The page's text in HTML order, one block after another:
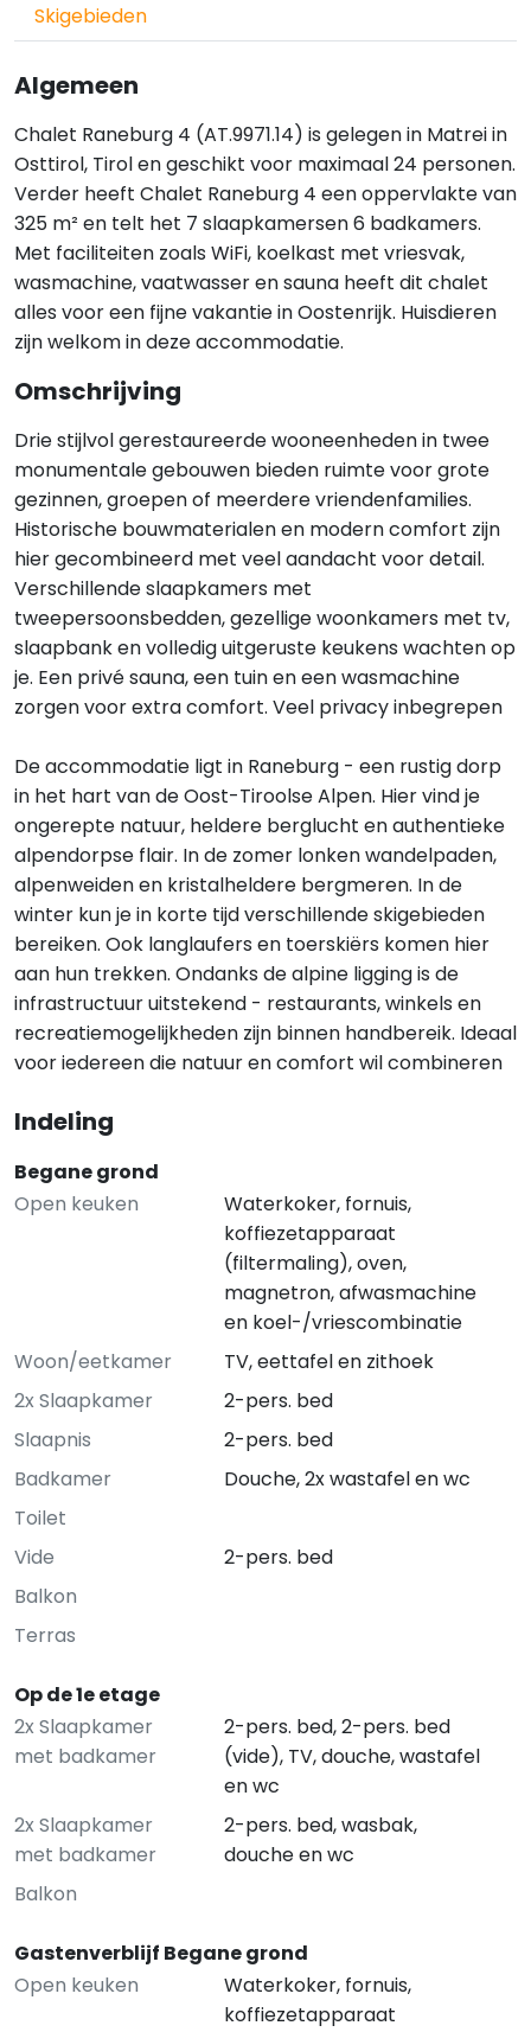
Skigebieden
Algemeen
Chalet Raneburg 4 (AT.9971.14) is gelegen in Matrei in
Osttirol, Tirol en geschikt voor maximaal 24 personen.
Verder heeft Chalet Raneburg 4 een oppervlakte van
325 m² en telt het 7 slaapkamersen 6 badkamers.
Met faciliteiten zoals WiFi, koelkast met vriesvak,
wasmachine, vaatwasser en sauna heeft dit chalet
alles voor een fijne vakantie in Oostenrijk. Huisdieren
zijn welkom in deze accommodatie.
Omschrijving
Drie stijlvol gerestaureerde wooneenheden in twee
monumentale gebouwen bieden ruimte voor grote
gezinnen, groepen of meerdere vriendenfamilies.
Historische bouwmaterialen en modern comfort zijn
hier gecombineerd met veel aandacht voor detail.
Verschillende slaapkamers met
tweepersoonsbedden, gezellige woonkamers met tv,
slaapbank en volledig uitgeruste keukens wachten op
je. Een privé sauna, een tuin en een wasmachine
zorgen voor extra comfort. Veel privacy inbegrepen
De accommodatie ligt in Raneburg - een rustig dorp
in het hart van de Oost-Tiroolse Alpen. Hier vind je
ongerepte natuur, heldere berglucht en authentieke
alpendorpse flair. In de zomer lonken wandelpaden,
alpenweiden en kristalheldere bergmeren. In de
winter kun je in korte tijd verschillende skigebieden
bereiken. Ook langlaufers en toerskiërs komen hier
aan hun trekken. Ondanks de alpine ligging is de
infrastructuur uitstekend - restaurants, winkels en
recreatiemogelijkheden zijn binnen handbereik. Ideaal
voor iedereen die natuur en comfort wil combineren
Indeling
Begane grond
Open keuken
Waterkoker, fornuis,
koffiezetapparaat
(filtermaling), oven,
magnetron, afwasmachine
en koel-/vriescombinatie
Woon/eetkamer
TV, eettafel en zithoek
2x Slaapkamer
2-pers. bed
Slaapnis
2-pers. bed
Badkamer
Douche, 2x wastafel en wc
Toilet
Vide
2-pers. bed
Balkon
Terras
Op de 1e etage
2x Slaapkamer
met badkamer
2-pers. bed, 2-pers. bed
(vide), TV, douche, wastafel
en wc
2x Slaapkamer
met badkamer
2-pers. bed, wasbak,
douche en wc
Balkon
Gastenverblijf Begane grond
Open keuken
Waterkoker, fornuis,
koffiezetapparaat